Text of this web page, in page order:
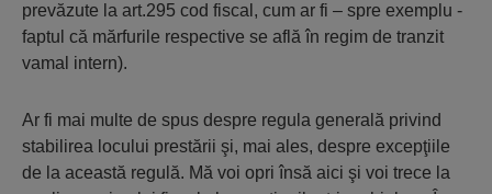
prevăzute la art.295 cod fiscal, cum ar fi – spre exemplu -
faptul că mărfurile respective se află în regim de tranzit
vamal intern).
Ar fi mai multe de spus despre regula generală privind
stabilirea locului prestării şi, mai ales, despre excepţiile
de la această regulă. Mă voi opri însă aici şi voi trece la